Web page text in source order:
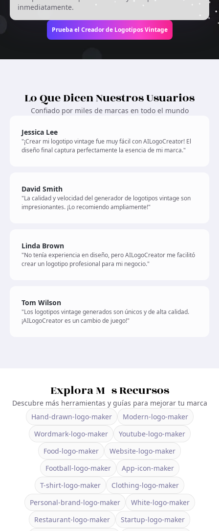
inmediatamente.
Prueba el Creador de Logotipos Vintage
Lo Que Dicen Nuestros Usuarios
Confiado por miles de marcas en todo el mundo
Jessica Lee
"¡Crear mi logotipo vintage fue muy fácil con AILogoCreator! El
diseño final captura perfectamente la esencia de mi marca."
David Smith
"La calidad y velocidad del generador de logotipos vintage son
impresionantes. ¡Lo recomiendo ampliamente!"
Linda Brown
"No tenía experiencia en diseño, pero AILogoCreator me facilitó
crear un logotipo profesional para mi negocio."
Tom Wilson
"Los logotipos vintage generados son únicos y de alta calidad.
¡AILogoCreator es un cambio de juego!"
Explora Más Recursos
Descubre más herramientas y guías para mejorar tu marca
Hand-drawn-logo-maker
Modern-logo-maker
Wordmark-logo-maker
Youtube-logo-maker
Food-logo-maker
Website-logo-maker
Football-logo-maker
App-icon-maker
T-shirt-logo-maker
Clothing-logo-maker
Personal-brand-logo-maker
White-logo-maker
Restaurant-logo-maker
Startup-logo-maker